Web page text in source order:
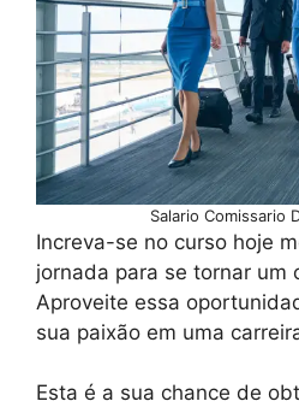
Salario Comissario
Increva-se no curso hoje
jornada para se tornar um
Aproveite essa
sua paixão em uma
Esta é a sua chance de